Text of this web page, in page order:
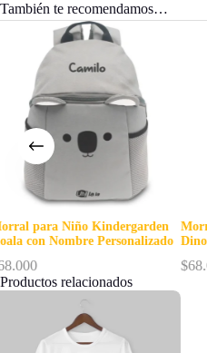
También te recomendamos…
Morral para Niño Kindergarden
Dino con Nombre Personalizado
$68.000
Productos relacionados